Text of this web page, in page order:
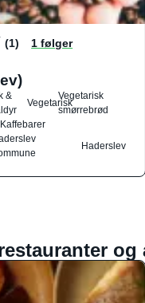
(1) 1 følger
&
Vegetarisk
Vegetarisk
smørrebrød
Kaffebarer
Haderslev
og